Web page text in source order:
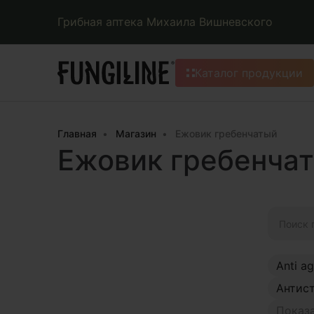
Грибная аптека Михаила Вишневского
Каталог продукции
Главная Магазин Ежовик гребенчатый
Ежовик
Anti